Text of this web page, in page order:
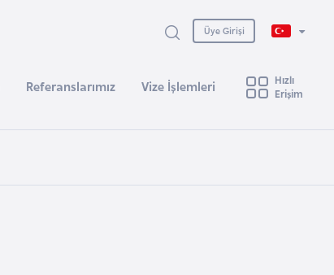
Üye Girişi
Referanslarımız Vize İşlemleri
Hızlı
Erişim